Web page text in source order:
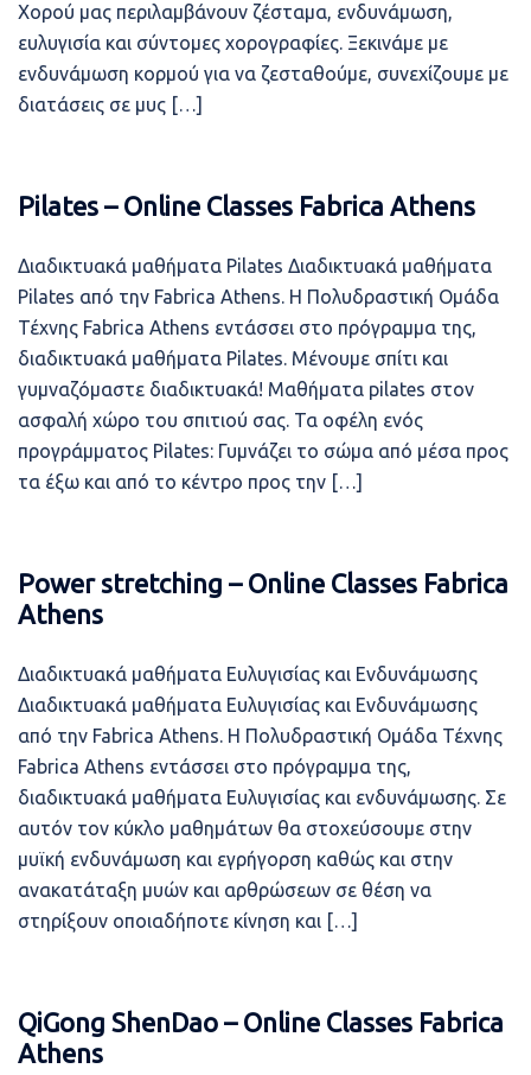
Xορού μας περιλαμβάνουν ζέσταμα, ενδυνάμωση,
ευλυγισία και σύντομες χορογραφίες. Ξεκινάμε με
ενδυνάμωση κορμού για να ζεσταθούμε, συνεχίζουμε με
διατάσεις σε μυς […]
Pilates – Online Classes Fabrica Athens
Διαδικτυακά μαθήματα Pilates Διαδικτυακά μαθήματα
Pilates από την Fabrica Athens. Η Πολυδραστική Ομάδα
Τέχνης Fabrica Athens εντάσσει στο πρόγραμμα της,
διαδικτυακά μαθήματα Pilates. Μένουμε σπίτι και
γυμναζόμαστε διαδικτυακά! Μαθήματα pilates στον
ασφαλή χώρο του σπιτιού σας. Τα οφέλη ενός
προγράμματος Pilates: Γυμνάζει το σώμα από μέσα προς
τα έξω και από το κέντρο προς την […]
Power stretching – Online Classes Fabrica
Athens
Διαδικτυακά μαθήματα Ευλυγισίας και Ενδυνάμωσης
Διαδικτυακά μαθήματα Ευλυγισίας και Ενδυνάμωσης
από την Fabrica Athens. Η Πολυδραστική Ομάδα Τέχνης
Fabrica Athens εντάσσει στο πρόγραμμα της,
διαδικτυακά μαθήματα Ευλυγισίας και ενδυνάμωσης. Σε
αυτόν τον κύκλο μαθημάτων θα στοχεύσουμε στην
μυϊκή ενδυνάμωση και εγρήγορση καθώς και στην
ανακατάταξη μυών και αρθρώσεων σε θέση να
στηρίξουν οποιαδήποτε κίνηση και […]
QiGong ShenDao – Online Classes Fabrica
Athens